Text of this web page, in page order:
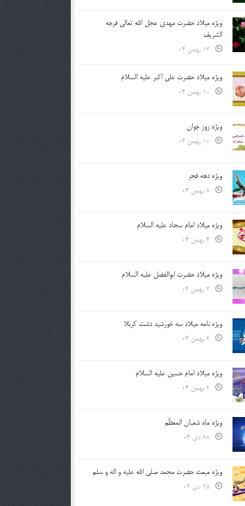
ویژه میلاد حضرت مهدی عجل الله تعالی فرجه
الشريف
ویژه میلاد حضرت علی اکبر علیه السلام
ویژه روز جوان
ویژه دهه فجر
ویژه میلاد امام سجاد علیه السلام
ویژه میلاد حضرت ابوالفضل علیه السلام
ویژه نامه میلاد سه خورشید دشت کربلا
ویژه میلاد امام حسین علیه السلام
ویژه ماه شعبان المعظّم
ویژه مبعث حضرت محمد صلی الله علیه و اله و سلم